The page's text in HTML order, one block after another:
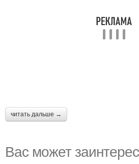
читать дальше →
Вас может